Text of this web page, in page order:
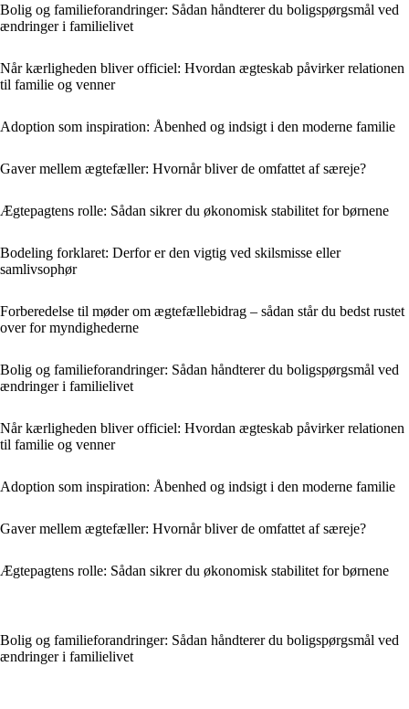
Bolig og familieforandringer: Sådan håndterer du boligspørgsmål ved
ændringer i familielivet
Når kærligheden bliver officiel: Hvordan ægteskab påvirker relationen
til familie og venner
Adoption som inspiration: Åbenhed og indsigt i den moderne familie
Gaver mellem ægtefæller: Hvornår bliver de omfattet af særeje?
Ægtepagtens rolle: Sådan sikrer du økonomisk stabilitet for børnene
Bodeling forklaret: Derfor er den vigtig ved skilsmisse eller
samlivsophør
Forberedelse til møder om ægtefællebidrag – sådan står du bedst rustet
over for myndighederne
Bolig og familieforandringer: Sådan håndterer du boligspørgsmål ved
ændringer i familielivet
Når kærligheden bliver officiel: Hvordan ægteskab påvirker relationen
til familie og venner
Adoption som inspiration: Åbenhed og indsigt i den moderne familie
Gaver mellem ægtefæller: Hvornår bliver de omfattet af særeje?
Ægtepagtens rolle: Sådan sikrer du økonomisk stabilitet for børnene
Bolig og familieforandringer: Sådan håndterer du boligspørgsmål ved
ændringer i familielivet